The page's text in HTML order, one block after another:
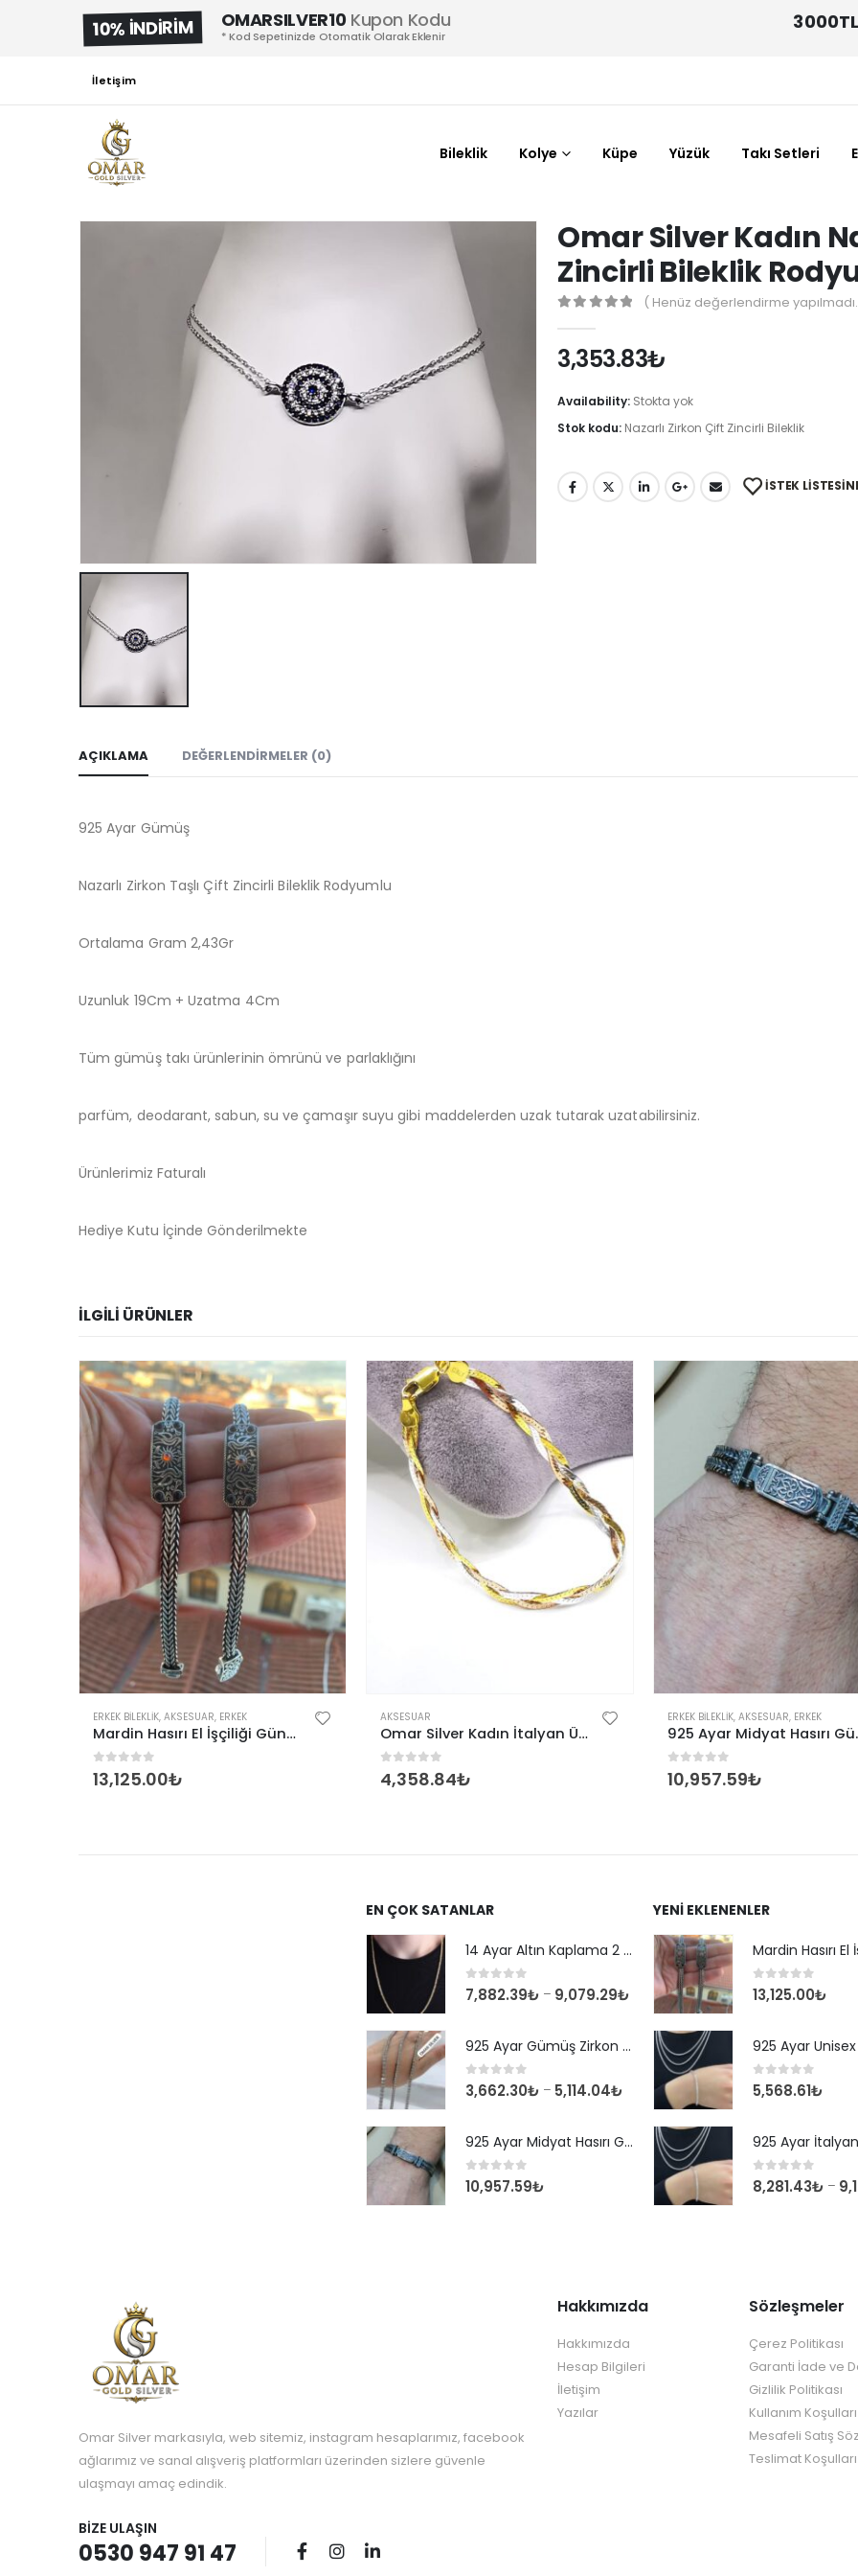
10% İNDİRİM OMARSILVER10Kupon Kodu
* Kod Sepetinizde Otomatik Olarak Eklenir
İletişim
Bileklik Kolye Küpe Yüzük Takı Setleri
Omar Silver Kadın
Zincirli Bileklik
( Henüz değerlendirme
3,353.83₺
Availability: Stokta yok
Stok kodu: Nazarlı Zirkon Çift Zincirli Bileklik
İSTEK
AÇIKLAMA DEĞERLENDIRMELER (0)
925 Ayar Gümüş
Nazarlı Zirkon Taşlı Çift Zincirli Bileklik Rodyumlu
Ortalama Gram 2,43Gr
Uzunluk 19Cm + Uzatma 4Cm
Tüm gümüş takı ürünlerinin ömrünü ve parlaklığını
parfüm, deodarant, sabun, su ve çamaşır suyu gibi maddelerden uzak tutarak uzatabilirsiniz.
Ürünlerimiz Faturalı
Hediye Kutu İçinde Gönderilmekte
İLGILI ÜRÜNLER
ERKEK BILEKLIK, AKSESUAR, ERKEK
Mardin Hasırı El İşçiliği Güneş Sembollü Gümüş Erkek Bileklik
0out of 5
13,125.00₺
AKSESUAR
Omar Silver Kadın İtalyan Üçlü Örgü Gümüş Bileklik
out of 5
4,358.84₺
ERKEK BILEKLIK, AKSESUAR, ERKEK
925
0out of 5
10,957.59₺
EN ÇOK SATANLAR
14 Ayar Altın Kaplama 2 mm Kare Kral Zincir Kolye
0 out of 5
7,882.39₺ – 9,079.29₺
925 Ayar Gümüş Zirkon Taşlı Yuvarlak Suyolu Bileklik
0 out of 5
3,662.30₺ – 5,114.04₺
925 Ayar Midyat Hasırı Gümüş Erkek Bilekliği
0out of 5
10,957.59₺
YENI EKLENENLER
0out of 5
13,125.00₺
0 out of 5
5,568.61₺
0 out of 5
8,281.43₺ –
Omar Silver markasıyla, web sitemiz, instagram hesaplarımız, facebook
ağlarımız ve sanal alışveriş platformları üzerinden sizlere güvenle
ulaşmayı amaç edindik.
BIZE ULAŞIN
0530 947 91 47
Hakkımızda
Hakkımızda
Hesap Bilgileri
İletişim
Yazılar
Sözleşmeler
Çerez Politikası
Garanti İade ve
Gizlilik Politikası
Kullanım Koşulları
Mesafeli Satış
Teslimat Koşulları